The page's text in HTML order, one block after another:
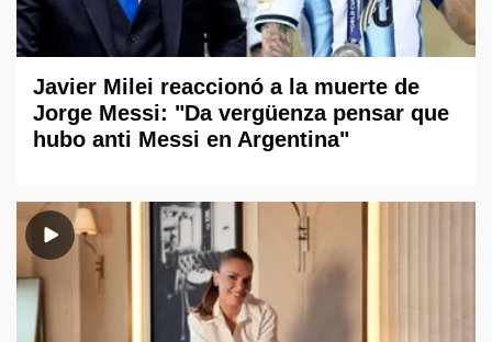
Javier Milei reaccionó a la muerte de
Jorge Messi: "Da vergüenza pensar que
hubo anti Messi en Argentina"